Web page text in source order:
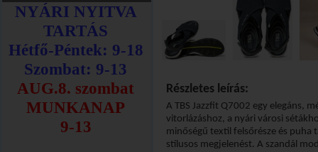
Részletes leírás:
A TBS Jazzfit Q7002 egy elegáns,
vitorlázáshoz, a nyári városi
minőségű textil felsőrésze és puha
stílusos megjelenést. A szandál